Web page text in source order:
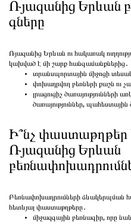
Ռյազանից Երևան
գները
Ռյազանից Երևան ու հակառակ
կախված է մի շարք հանգամանքներից․
տրանսպորտային միջոցի տեսակը
փոխադրվող բեռների քաշն ու
լրացուցիչ ծառայությունների
ծառայություններ, պահեստային
Ի՞նչ փաստաթղթեր
Ռյազանից Երևան
Բեռնափոխադրումների ձևակերպման
հետևյալ փաստաթղթերը․
միջազգային բեռնագիր, որը